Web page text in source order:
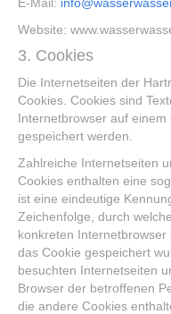
Website:
3. Cookies
Die Internetseiten der
Cookies. Cookies sind
Internetbrowser auf
gespeichert werden.
Zahlreiche Internetseiten
Cookies enthalten eine
ist eine eindeutige
Zeichenfolge, durch
konkreten
das Cookie gespeichert
besuchten Internetseiten
Browser der betroffenen
die andere Cookies